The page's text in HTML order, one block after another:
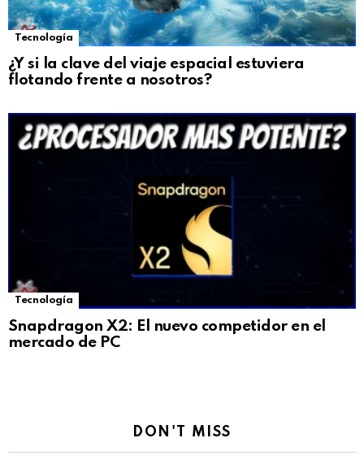
Tecnología
¿Y si la clave del viaje espacial estuviera
flotando frente a nosotros?
Tecnología
Snapdragon X2: El nuevo competidor en el
mercado de PC
DON'T MISS